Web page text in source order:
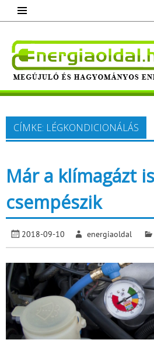
content
Megújuló és
Minden, ami energia!
CÍMKE: LÉGKONDICIONÁLÁS
Már a klímagázt is
csempészik
2018-09-10 energiaoldal